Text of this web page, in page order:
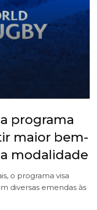
programa
maior bem-
modalidade
o programa visa
diversas emendas às